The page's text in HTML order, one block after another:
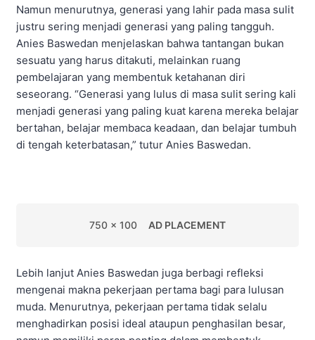
Namun menurutnya, generasi yang lahir pada masa sulit
justru sering menjadi generasi yang paling tangguh.
Anies Baswedan menjelaskan bahwa tantangan bukan
sesuatu yang harus ditakuti, melainkan ruang
pembelajaran yang membentuk ketahanan diri
seseorang. “Generasi yang lulus di masa sulit sering kali
menjadi generasi yang paling kuat karena mereka belajar
bertahan, belajar membaca keadaan, dan belajar tumbuh
di tengah keterbatasan,” tutur Anies Baswedan.
750 x 100 AD PLACEMENT
Lebih lanjut Anies Baswedan juga berbagi refleksi
mengenai makna pekerjaan pertama bagi para lulusan
muda. Menurutnya, pekerjaan pertama tidak selalu
menghadirkan posisi ideal ataupun penghasilan besar,